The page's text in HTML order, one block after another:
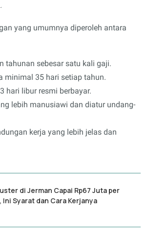
yang umumnya diperoleh antara
tahunan sebesar satu kali gaji.
minimal 35 hari setiap tahun.
hari libur resmi berbayar.
lebih manusiawi dan diatur undang-
kerja yang lebih jelas dan
di Jerman Capai Rp67 Juta per
Ini Syarat dan Cara Kerjanya